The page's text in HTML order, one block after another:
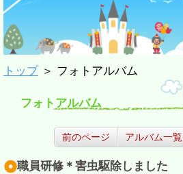
トップ＞ フォトアルバム
フォトアルバム
前のページ アルバム一覧
職員研修＊害虫駆除しました